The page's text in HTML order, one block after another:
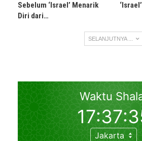
Sebelum ‘Israel’ Menarik
Diri dari…
SELANJUTNYA ...